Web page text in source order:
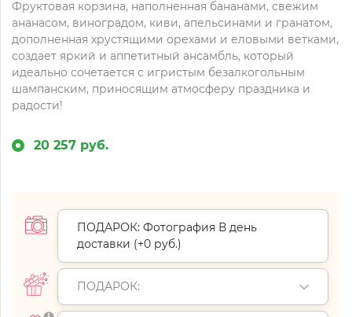
Фруктовая корзина, наполненная бананами, свежим
ананасом, виноградом, киви, апельсинами и гранатом,
дополненная хрустящими орехами и еловыми ветками,
создает яркий и аппетитный ансамбль, который
идеально сочетается с игристым безалкогольным
шампанским, приносящим атмосферу праздника и
радости!
20 257 руб.
ПОДАРОК: Фотография В день
доставки (+0 руб.)
ПОДАРОК: